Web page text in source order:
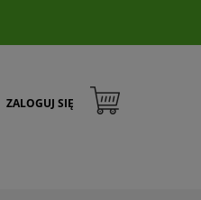
ZALOGUJ SIĘ